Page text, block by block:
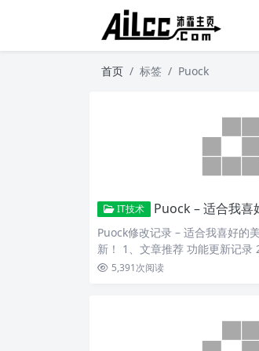
首页 标签 Puock
IT技术 Puock – 适合我喜
Puock修改记录 – 适合我喜好的
新！ 1、文章推荐 功能更新记录
5,391次阅读